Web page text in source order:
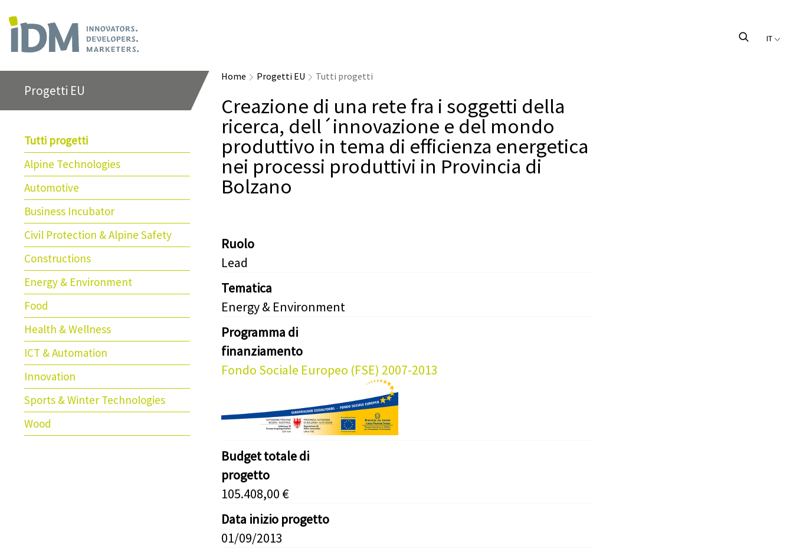
IT
Progetti EU
Tutti progetti
Alpine Technologies
Automotive
Business Incubator
Civil Protection & Alpine Safety
Constructions
Energy & Environment
Food
Health & Wellness
ICT & Automation
Innovation
Sports & Winter Technologies
Wood
Home Progetti EU Tutti progetti
Creazione di una rete fra i soggetti della
ricerca, dell´innovazione e del mondo
produttivo in tema di efficienza energetica
nei processi produttivi in Provincia di
Bolzano
Ruolo
Lead
Tematica
Energy & Environment
Programma di
finanziamento
Fondo Sociale Europeo (FSE) 2007-2013
Budget totale di
progetto
105.408,00 €
Data inizio progetto
01/09/2013